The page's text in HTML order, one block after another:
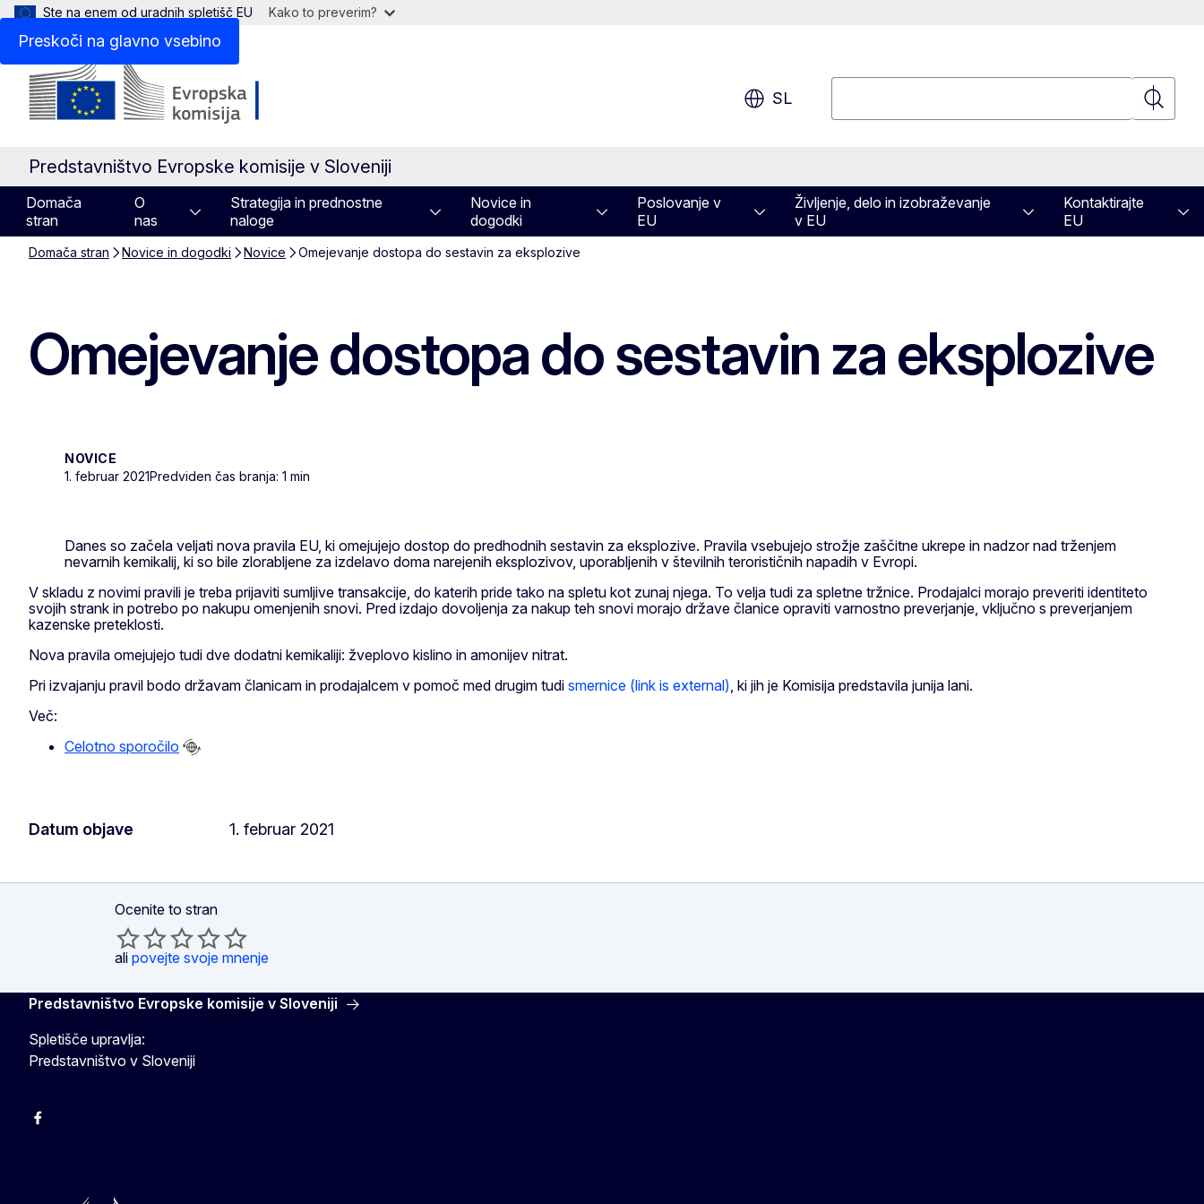
Preskoči na glavno vsebino
Ste na enem od uradnih spletišč EU Kako to preverim?
SL
Predstavništvo Evropske komisije v Sloveniji
Domača
stran
O
nas
Strategija in prednostne
naloge
Novice in
dogodki
Poslovanje v
EU
Življenje, delo in izobraževanje
v EU
Kontaktirajte
EU
Domača stran Novice in dogodki Novice Omejevanje dostopa do sestavin za eksplozive
Omejevanje dostopa do sestavin za eksplozive
NOVICE
1. februar 2021Predviden čas branja: 1 min
Danes so začela veljati nova pravila EU, ki omejujejo dostop do predhodnih sestavin za eksplozive. Pravila vsebujejo strožje zaščitne ukrepe in nadzor nad trženjem
nevarnih kemikalij, ki so bile zlorabljene za izdelavo doma narejenih eksplozivov, uporabljenih v številnih terorističnih napadih v Evropi.
V skladu z novimi pravili je treba prijaviti sumljive transakcije, do katerih pride tako na spletu kot zunaj njega. To velja tudi za spletne tržnice. Prodajalci morajo preveriti identiteto
svojih strank in potrebo po nakupu omenjenih snovi. Pred izdajo dovoljenja za nakup teh snovi morajo države članice opraviti varnostno preverjanje, vključno s preverjanjem
kazenske preteklosti.
Nova pravila omejujejo tudi dve dodatni kemikaliji: žveplovo kislino in amonijev nitrat.
Pri izvajanju pravil bodo državam članicam in prodajalcem v pomoč med drugim tudi smernice (link is external) , ki jih je Komisija predstavila junija lani.
Več:
Celotno sporočilo
Datum objave 1. februar 2021
Ocenite to stran
ali povejte svoje mnenje
Predstavništvo Evropske komisije v Sloveniji
Spletišče upravlja:
Predstavništvo v Sloveniji
Facebook